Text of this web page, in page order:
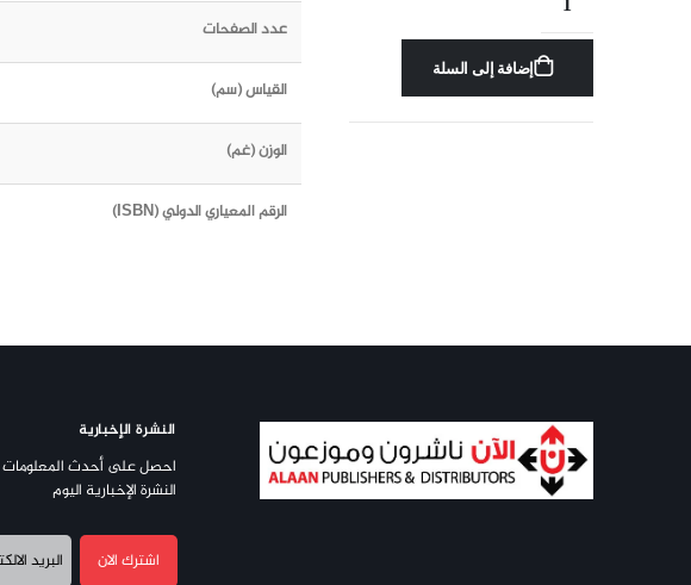
إضافة إلى السلة
عدد الصفحات
القياس (سم)
الوزن (غم)
الرقم المعياري الدولي (ISBN)
النشرة الإخبارية
احصل على أحدث المعلومات
النشرة الإخبارية اليوم